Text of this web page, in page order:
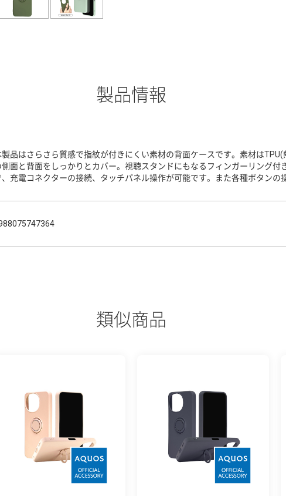
製品情報
製品はさらさら質感で指紋が付きにくい素材の背面ケースです。素材は
側面と背面をしっかりとカバー。視聴スタンドにもなるフィンガーリング付
、充電コネクターの接続、タッチパネル操作が可能です。また各種ボタンの
類似商品